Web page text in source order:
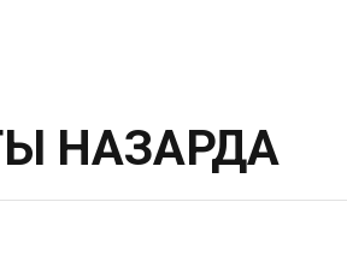
НАЗАРДА